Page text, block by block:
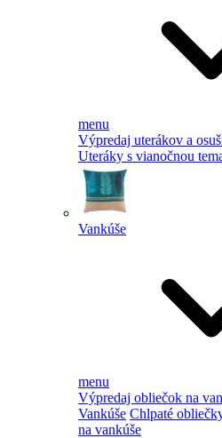
menu
Výpredaj uterákov a
Uteráky s vianočnou
Vankúše
menu
Výpredaj obliečok na
Vankúše Chlpaté
na vankúše